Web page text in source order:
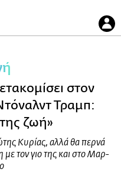
στον
Τραμπ:
ζωή»
Κυρίας, αλλά θα περνά
τον γιο της και στο Μαρ-